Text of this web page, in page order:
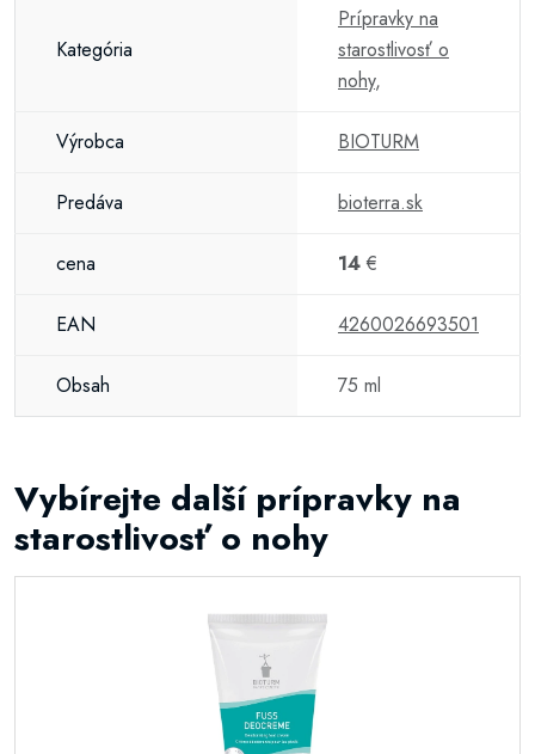
Kategória
Prípravky na
starostlivosť o
nohy,
Výrobca BIOTURM
Predáva bioterra.sk
cena 14 €
EAN 4260026693501
Obsah 75 ml
Vybírejte další prípravky na
starostlivosť o nohy